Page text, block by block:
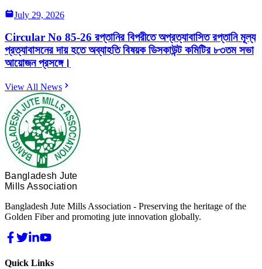
July 29, 2026
Circular No 85-26 রপ্তানির বিপরীতে অপ্রত্যাবাসিত রপ্তানি মূল্য
প্রত্যাবাসনের দায় হতে অব্যাহতি বিষয়ক ডিসকাউন্ট কমিটির ৮৩তম সভা
আয়োজন প্রসঙ্গে।
View All News
Bangladesh Jute
Mills Association
Bangladesh Jute Mills Association - Preserving the heritage of the
Golden Fiber and promoting jute innovation globally.
Quick Links